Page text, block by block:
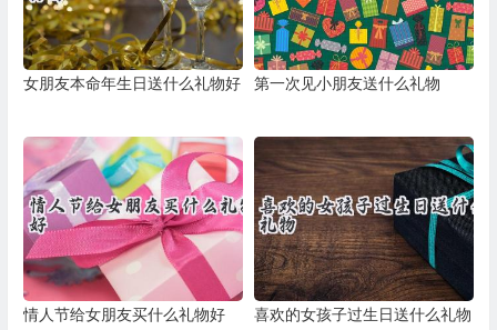
女朋友本命年生日送什么礼物好 第一次见小朋友送什么礼物
情人节给女朋友买什么礼物好 喜欢的女孩子过生日送什么礼物